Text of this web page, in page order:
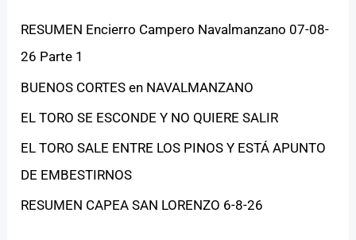
RESUMEN Encierro Campero Navalmanzano 07-08-
26 Parte 1
BUENOS CORTES en NAVALMANZANO
EL TORO SE ESCONDE Y NO QUIERE SALIR
EL TORO SALE ENTRE LOS PINOS Y ESTÁ APUNTO
DE EMBESTIRNOS
RESUMEN CAPEA SAN LORENZO 6-8-26